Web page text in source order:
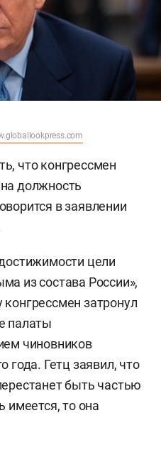
что конгрессмен
должность
в заявлении
цели
из состава России»,
затронул
палаты
чиновников
года. Гетц заявил, что
быть частью
имеется, то она